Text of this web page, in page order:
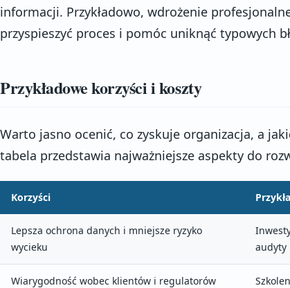
informacji. Przykładowo, wdrożenie
przyspieszyć proces i pomóc uniknąć typowych
Przykładowe korzyści i koszty
Warto jasno ocenić, co zyskuje organizacja, a
tabela przedstawia najważniejsze aspekty do
Korzyści
Lepsza ochrona danych i mniejsze ryzyko
wycieku
audyty
Wiarygodność wobec klientów i regulatorów